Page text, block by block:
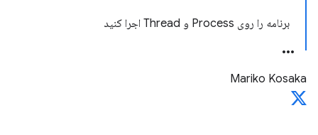
برنامه را روی Process و Thread اجرا کنید
Mariko Kosaka